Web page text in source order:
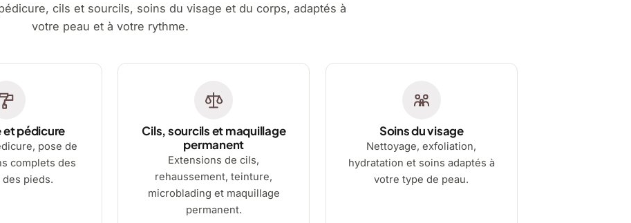
cils et sourcils, soins du visage et du corps, adaptés à
votre peau et à votre rythme.
et pédicure
pose de
complets des
des pieds.
Cils, sourcils et maquillage
permanent
Extensions de cils,
rehaussement, teinture,
microblading et maquillage
permanent.
Soins du visage
Nettoyage, exfoliation,
hydratation et soins adaptés à
votre type de peau.